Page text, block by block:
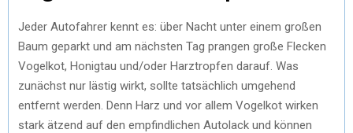
Jeder Autofahrer kennt es: über Nacht unter einem großen
Baum geparkt und am nächsten Tag prangen große Flecken
Vogelkot, Honigtau und/oder Harztropfen darauf. Was
zunächst nur lästig wirkt, sollte tatsächlich umgehend
entfernt werden. Denn Harz und vor allem Vogelkot wirken
stark ätzend auf den empfindlichen Autolack und können